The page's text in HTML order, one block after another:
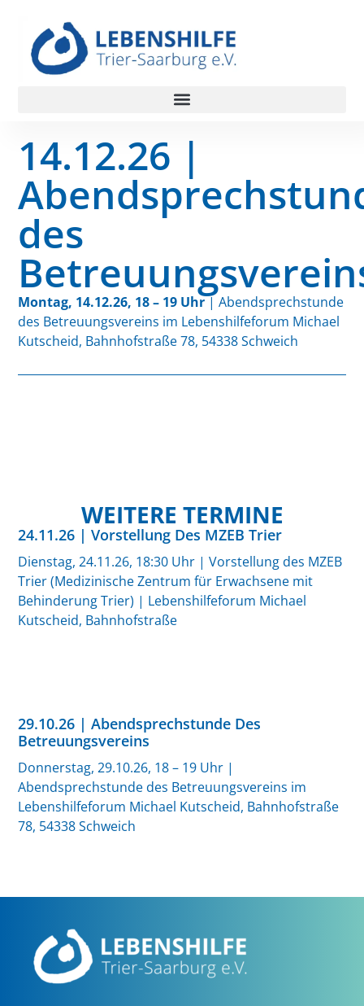
14.12.26 |
des
Montag, 14.12.26, 18 – 19 Uhr| Abendsprechstunde
des Betreuungsvereins im Lebenshilfeforum Michael
Kutscheid, Bahnhofstraße 78, 54338 Schweich
WEITERE TERMINE
24.11.26 | Vorstellung Des MZEB Trier
Dienstag, 24.11.26, 18:30 Uhr | Vorstellung des MZEB
Trier (Medizinische Zentrum für Erwachsene mit
Behinderung Trier) | Lebenshilfeforum Michael
Kutscheid, Bahnhofstraße
29.10.26 | Abendsprechstunde Des
Betreuungsvereins
Donnerstag, 29.10.26, 18 – 19 Uhr |
Abendsprechstunde des Betreuungsvereins im
Lebenshilfeforum Michael Kutscheid, Bahnhofstraße
78, 54338 Schweich